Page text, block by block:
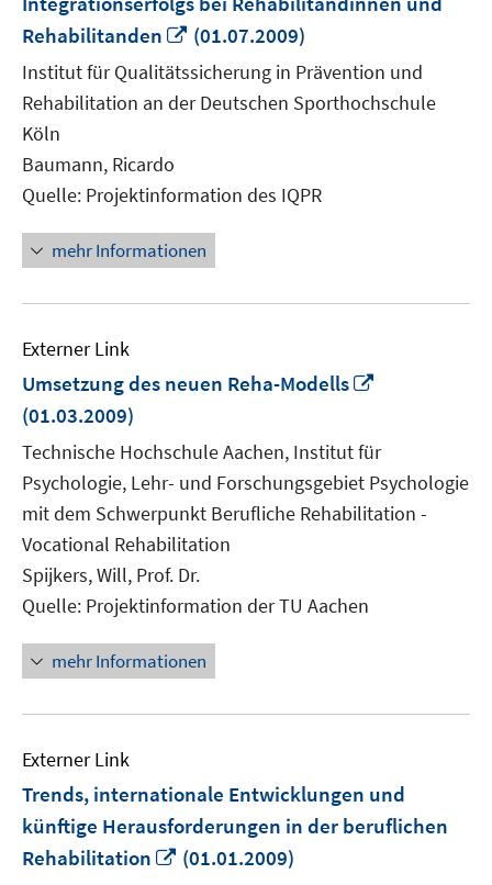
Rehabilitanden
In
neuem
Fenster
öffnen
(01.07.2009)
Institut für Qualitätssicherung in Prävention und
Rehabilitation an der Deutschen Sporthochschule
Köln
Baumann, Ricardo
Quelle: Projektinformation des IQPR
mehr Informationen
Externer Link
Umsetzung des neuen Reha-Modells
öffnen
(01.03.2009)
Technische Hochschule Aachen, Institut für
Psychologie, Lehr- und Forschungsgebiet Psychologie
mit dem Schwerpunkt Berufliche Rehabilitation -
Vocational Rehabilitation
Spijkers, Will, Prof. Dr.
Quelle: Projektinformation der TU Aachen
mehr Informationen
Externer Link
Trends, internationale Entwicklungen und
künftige Herausforderungen in der beruflichen
Rehabilitation
In
(01.01.2009)